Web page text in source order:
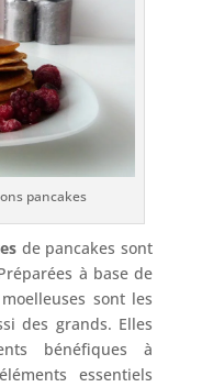
pancakes
de pancakes sont
à base de
sont les
des grands. Elles
bénéfiques à
essentiels